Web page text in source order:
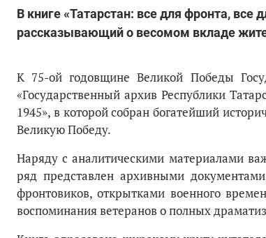
В книге «Татарстан: все для фронта,
рассказывающий о весомом вкладе
К 75-ой годовщине Великой Победы
«Государственный архив Республики
1945», в которой собран богатейший
Великую Победу.
Наряду с аналитическими материалами
ряд представлен архивными
фронтовиков, открытками военного
воспоминания ветеранов о полных